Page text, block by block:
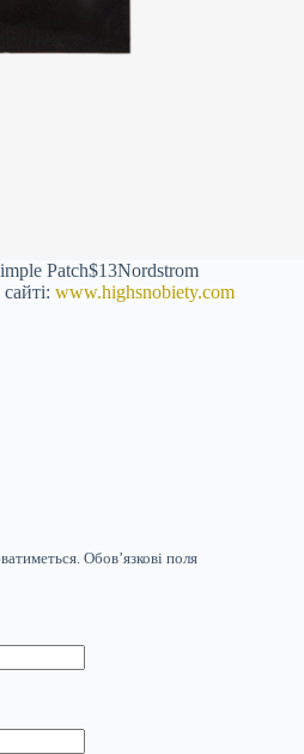
Patch$13Nordstrom
www.highsnobiety.com
Обов’язкові поля